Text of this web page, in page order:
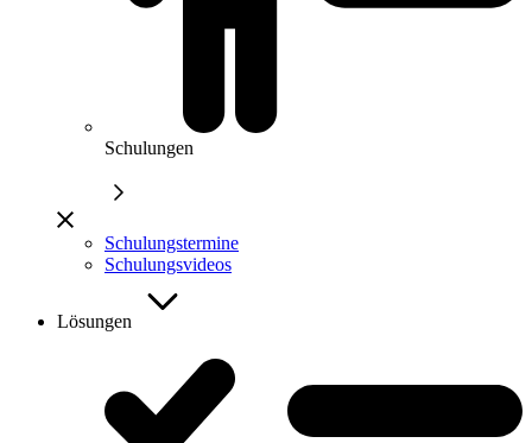
Schulungen
Schulungstermine
Schulungsvideos
Lösungen